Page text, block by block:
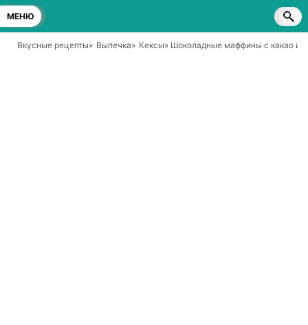
МЕНЮ
Вкусные рецепты» Выпечка» Кексы» Шоколадные маффины с какао и